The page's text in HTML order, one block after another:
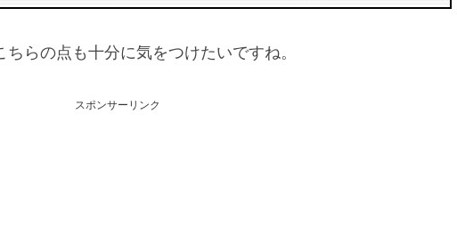
らの点も十分に気をつけたいですね。
スポンサーリンク